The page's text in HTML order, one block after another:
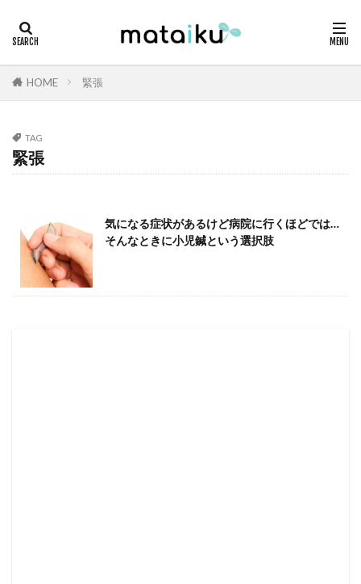
HOME 緊張
TAG
緊張
気になる症状があるけど病院に行くほどでは…
そんなときに小児鍼という選択肢